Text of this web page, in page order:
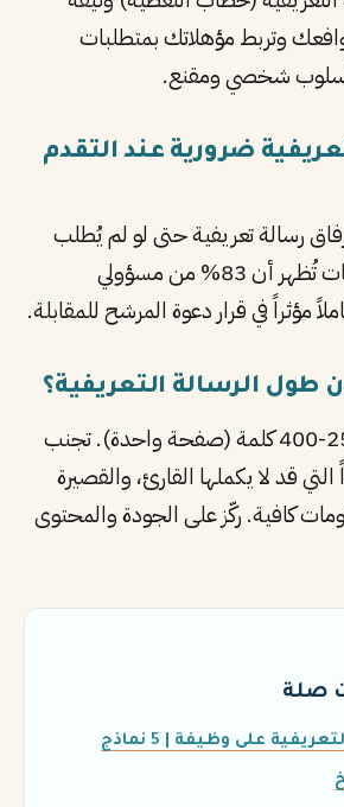
وتربط مؤهلاتك بمتطلبات
شخصي ومقنع.
ضرورية عند التقدم
رسالة تعريفية حتى لو لم يُطلب
ذلك صراحة. الدراسات تُظهر أن 83% من مسؤولي
مؤثراً في قرار دعوة المرشح للمقابلة.
طول الرسالة التعريفية؟
الطول المثالي هو 250-400 كلمة (صفحة واحدة). تجنب
قد لا يكملها القارئ، والقصيرة
كافية. ركّز على الجودة والمحتوى
صلة
الرسالة التعريفية على وظيفة | 5 نماذج